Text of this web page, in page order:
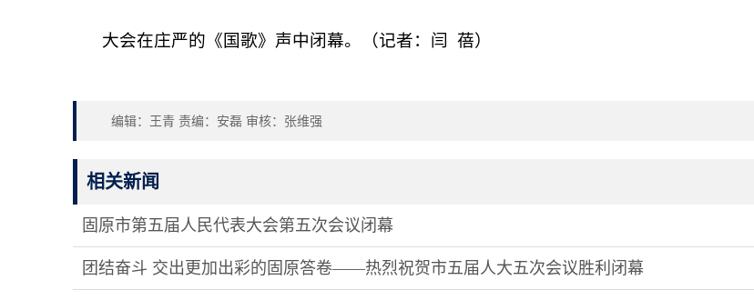
大会在庄严的《国歌》声中闭幕。（记者：闫 蓓）
编辑：王青 责编：安磊 审核：张维强
相关新闻
固原市第五届人民代表大会第五次会议闭幕
团结奋斗 交出更加出彩的固原答卷——热烈祝贺市五届人大五次会议胜利闭幕